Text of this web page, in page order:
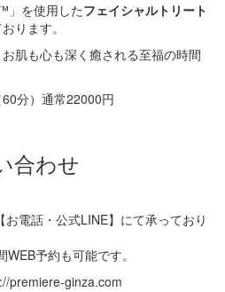
」を使用したフェイシャルトリート
ります。
肌も心も深く癒される至福の時間
分）通常22000円
合わせ
電話・公式LINE】にて承っており
予約も可能です。
premiere-ginza.com